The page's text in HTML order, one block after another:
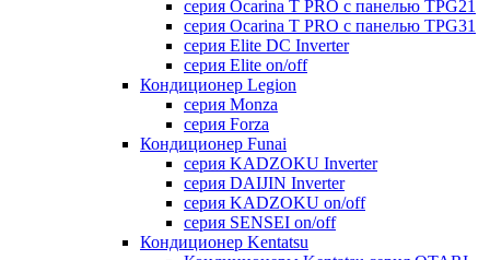
серия Ocarina T PRO c панелью TPG21
серия Ocarina T PRO c панелью TPG31
серия Elite DC Inverter
серия Elite on/off
Кондиционер Legion
серия Monza
серия Forza
Кондиционер Funai
серия KADZOKU Inverter
серия DAIJIN Inverter
серия KADZOKU on/off
серия SENSEI on/off
Кондиционер Kentatsu